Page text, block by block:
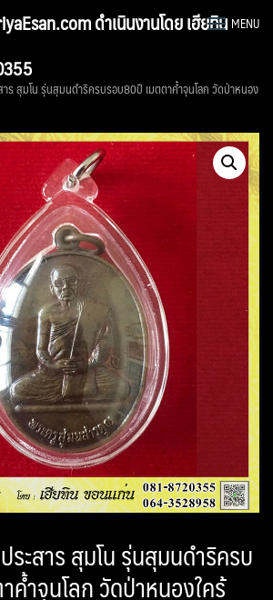
ดำเนินงานโดย เฮียทิน MENU
ร สุมโน รุ่นสุมนดำริครบรอบ80ปี เมตตาค้ำจุนโลก วัดป่าหนอง
ะสาร สุมโน รุ่นสุมนดำริครบ
ค้ำจุนโลก วัดป่าหนองใคร้